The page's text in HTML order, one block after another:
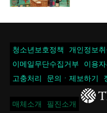
청소년보호정책 개인정보
이메일무단수집거부
이용
고충처리
문의ㆍ제보하기
매체소개 필진소개